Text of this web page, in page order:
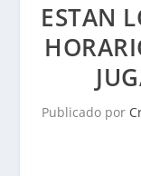
ESTAN
Publicado por